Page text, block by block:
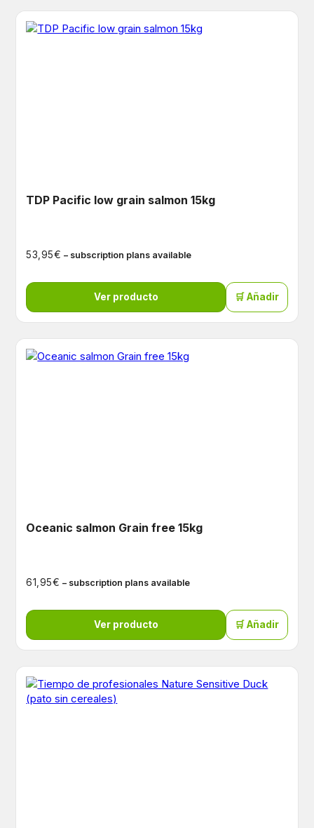
TDP Pacific low grain salmon 15kg
53,95€ – subscription plans available
Ver producto 🛒 Añadir
Oceanic salmon Grain free 15kg
61,95€ – subscription plans available
Ver producto 🛒 Añadir